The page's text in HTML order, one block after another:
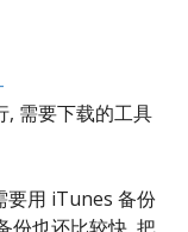
, 需要下载的工具
要用 iTunes 备份